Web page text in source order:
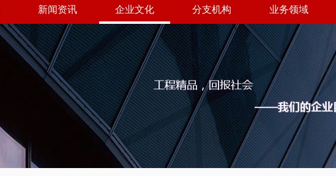
新闻资讯 企业文化 分支机构 业务领域